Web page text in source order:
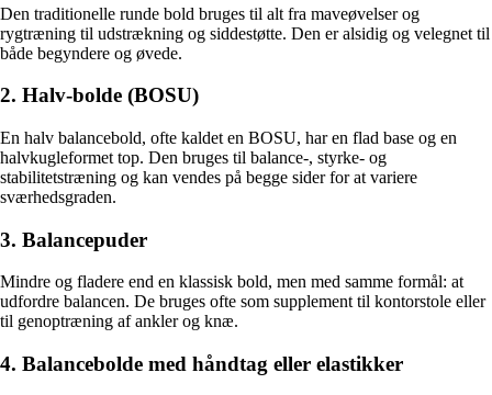
Den traditionelle runde bold bruges til alt fra maveøvelser og
rygtræning til udstrækning og siddestøtte. Den er alsidig og velegnet til
både begyndere og øvede.
2. Halv-bolde (BOSU)
En halv balancebold, ofte kaldet en BOSU, har en flad base og en
halvkugleformet top. Den bruges til balance-, styrke- og
stabilitetstræning og kan vendes på begge sider for at variere
sværhedsgraden.
3. Balancepuder
Mindre og fladere end en klassisk bold, men med samme formål: at
udfordre balancen. De bruges ofte som supplement til kontorstole eller
til genoptræning af ankler og knæ.
4. Balancebolde med håndtag eller elastikker